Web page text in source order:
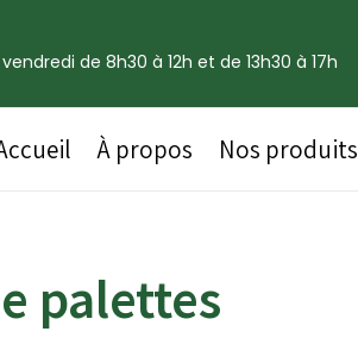
de 8h30 à 12h et de 13h30 à 17h
À propos Nos produits
palettes